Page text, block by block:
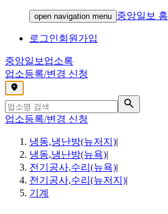
open navigation menu 중앙일보 홈
로그인회원가입
중앙일보 업소록
업소등록/변경 신청
,
업소등록/변경 신청
냉동,냉난방(뉴저지)|
냉동,냉난방(뉴욕)|
전기공사,수리(뉴욕)|
전기공사,수리(뉴저지)|
기계